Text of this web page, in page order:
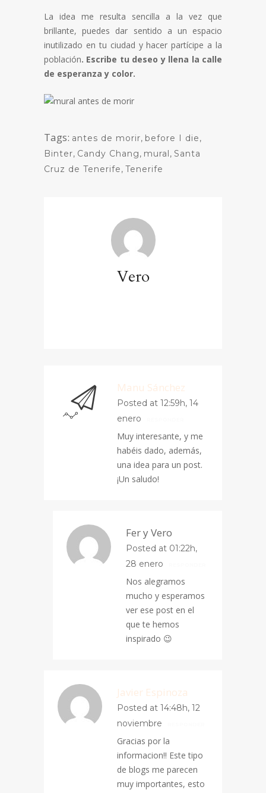
La idea me resulta sencilla a la vez que
brillante, puedes dar sentido a un espacio
inutilizado en tu ciudad y hacer partícipe a la
población. Escribe tu deseo y llena la calle
de esperanza y color.
Tags: antes de morir, before I die,
Binter, Candy Chang, mural, Santa
Cruz de Tenerife, Tenerife
Vero
Manu Sánchez
Posted at 12:59h, 14
enero
Muy interesante, y me
habéis dado, además,
una idea para un post.
¡Un saludo!
Fer y Vero
Posted at 01:22h,
28 enero
Nos alegramos
mucho y esperamos
ver ese post en el
que te hemos
inspirado 😉
Javier Espinoza
Posted at 14:48h, 12
noviembre
Gracias por la
informacion!! Este tipo
de blogs me parecen
muy importantes, esto